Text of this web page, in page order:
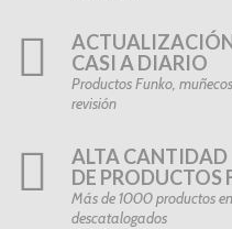
CASI A DIARIO
Productos Funko,
revisión
ALTA CANTIDAD
DE PRODUCTOS
Más de 1000 productos
descatalogados